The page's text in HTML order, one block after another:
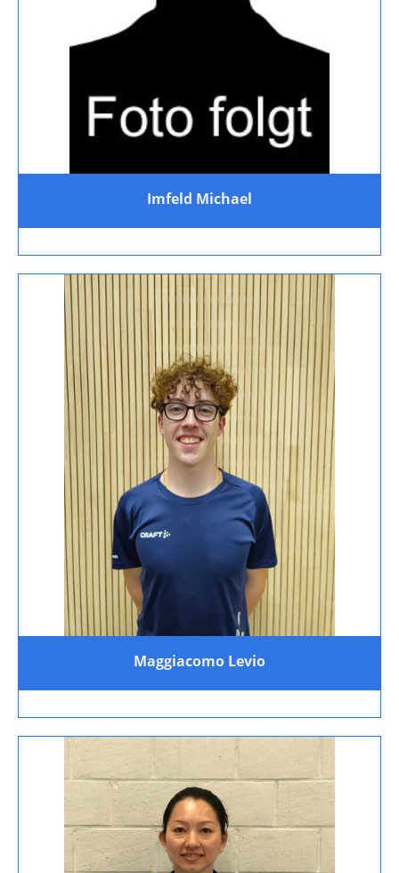
Imfeld Michael
Maggiacomo Levio